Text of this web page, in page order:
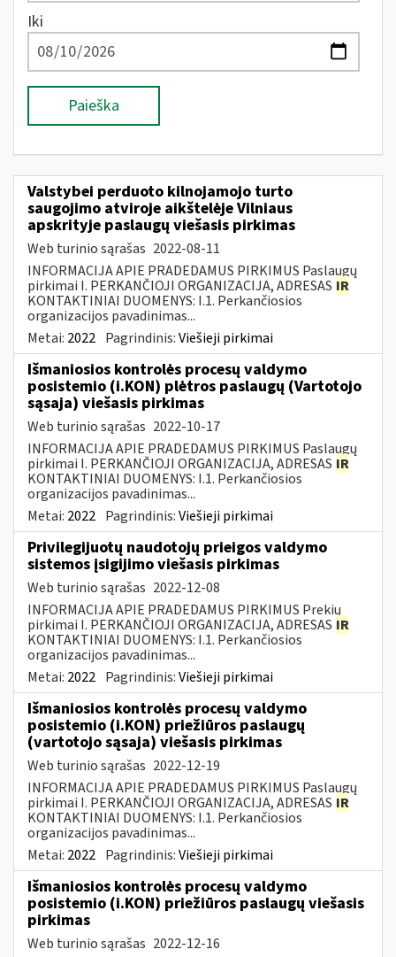
Iki
Paieška
Valstybei perduoto kilnojamojo turto
saugojimo atviroje aikštelėje Vilniaus
apskrityje paslaugų viešasis pirkimas
Web turinio sąrašas 2022-08-11
INFORMACIJA APIE PRADEDAMUS PIRKIMUS Paslaugų
pirkimai I. PERKANČIOJI ORGANIZACIJA, ADRESAS IR
KONTAKTINIAI DUOMENYS: I.1. Perkančiosios
organizacijos pavadinimas...
Metai: 2022 Pagrindinis:Viešieji pirkimai
Išmaniosios kontrolės procesų valdymo
posistemio (i.KON) plėtros paslaugų (Vartotojo
sąsaja) viešasis pirkimas
Web turinio sąrašas 2022-10-17
INFORMACIJA APIE PRADEDAMUS PIRKIMUS Paslaugų
pirkimai I. PERKANČIOJI ORGANIZACIJA, ADRESAS IR
KONTAKTINIAI DUOMENYS: I.1. Perkančiosios
organizacijos pavadinimas...
Metai: 2022 Pagrindinis:Viešieji pirkimai
Privilegijuotų naudotojų prieigos valdymo
sistemos įsigijimo viešasis pirkimas
Web turinio sąrašas 2022-12-08
INFORMACIJA APIE PRADEDAMUS PIRKIMUS Prekių
pirkimai I. PERKANČIOJI ORGANIZACIJA, ADRESAS IR
KONTAKTINIAI DUOMENYS: I.1. Perkančiosios
organizacijos pavadinimas...
Metai: 2022 Pagrindinis:Viešieji pirkimai
Išmaniosios kontrolės procesų valdymo
posistemio (i.KON) priežiūros paslaugų
(vartotojo sąsaja) viešasis pirkimas
Web turinio sąrašas 2022-12-19
INFORMACIJA APIE PRADEDAMUS PIRKIMUS Paslaugų
pirkimai I. PERKANČIOJI ORGANIZACIJA, ADRESAS IR
KONTAKTINIAI DUOMENYS: I.1. Perkančiosios
organizacijos pavadinimas...
Metai: 2022 Pagrindinis:Viešieji pirkimai
Išmaniosios kontrolės procesų valdymo
posistemio (i.KON) priežiūros paslaugų viešasis
pirkimas
Web turinio sąrašas 2022-12-16